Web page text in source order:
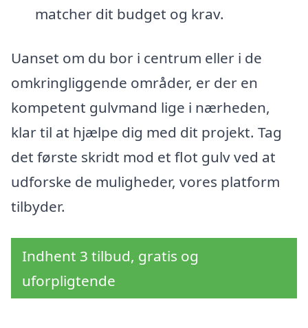
matcher dit budget og krav.
Uanset om du bor i centrum eller i de
omkringliggende områder, er der en
kompetent gulvmand lige i nærheden,
klar til at hjælpe dig med dit projekt. Tag
det første skridt mod et flot gulv ved at
udforske de muligheder, vores platform
tilbyder.
Indhent 3 tilbud, gratis og
uforpligtende